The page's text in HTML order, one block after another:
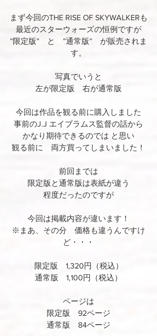
まず今回のTHE RISE OF SKYWALKERも
最近のスターウォーズの恒例ですが
”限定版”　と　”通常版”　が販売されま
す。
写真でいうと
左が限定版　右が通常版
今回は作品を観る前に購入しました
事前のJ.J エイブラムス監督の話から
かなり期待できるのでは と思い
観る前に　両方買ってしまいました！
前回までは
限定版と通常版は表紙が違う
程度だったのですが
今回は掲載内容が違います！
※まあ、その分　価格も違うんですけ
ど・・・
限定版　1,320円（税込）
通常版　1,100円（税込）
ページは
限定版　92ページ
通常版　84ページ